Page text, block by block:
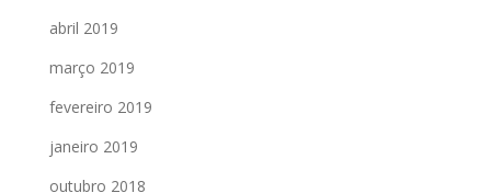
abril 2019
março 2019
fevereiro 2019
janeiro 2019
outubro 2018